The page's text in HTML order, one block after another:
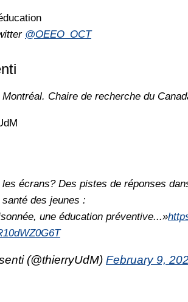
@OEEO_OCT
Chaire de recherche du
écrans? Des pistes de réponses
des jeunes :
une éducation préventive...»
(@thierryUdM) February 9,